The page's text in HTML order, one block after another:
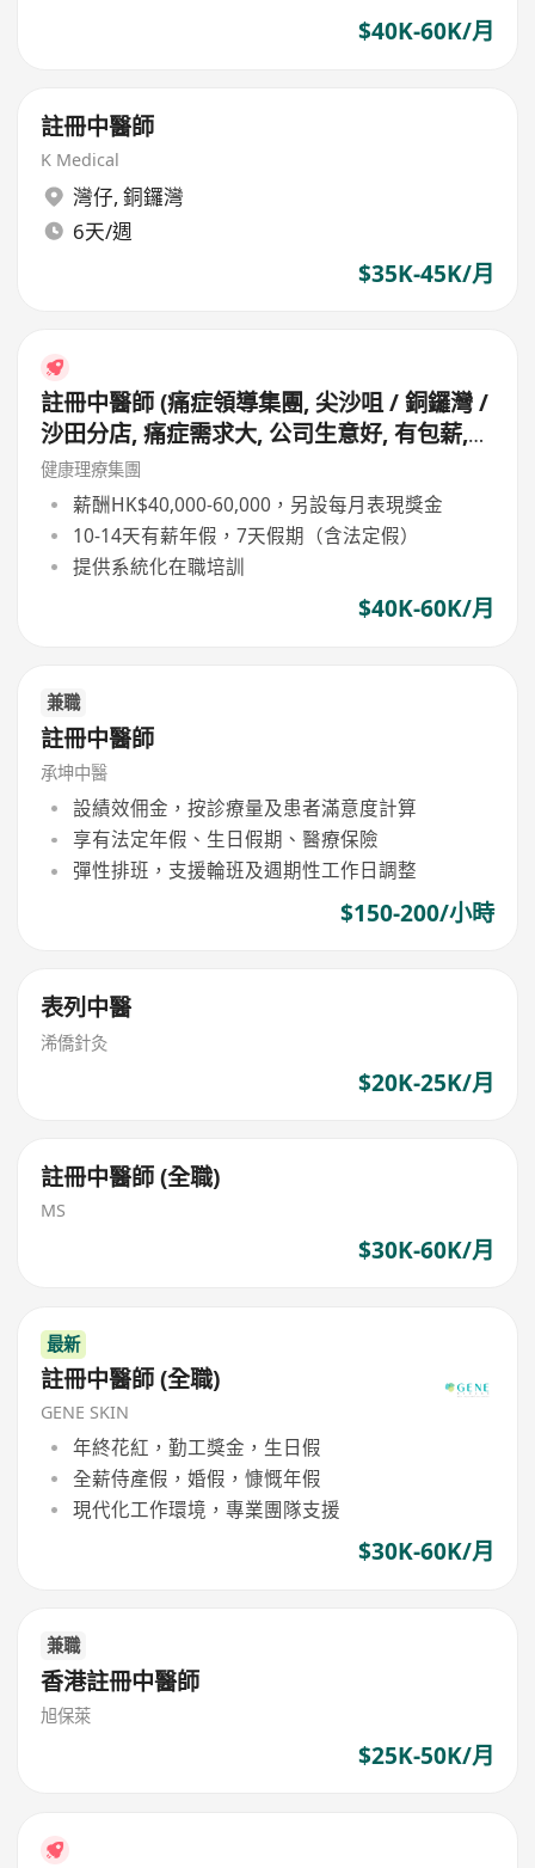
$40K-60K/月
註冊中醫師
K Medical
灣仔, 銅鑼灣
6天/週
$35K-45K/月
註冊中醫師 (痛症領導集團, 尖沙咀 / 銅鑼灣 /
沙田分店, 痛症需求大, 公司生意好, 有包薪,
無需走鋪, 主力問診, 無需落針及銷售)
健康理療集團
薪酬HK$40,000-60,000，另設每月表現獎金
10-14天有薪年假，7天假期（含法定假）
提供系統化在職培訓
$40K-60K/月
兼職
註冊中醫師
承坤中醫
設績效佣金，按診療量及患者滿意度計算
享有法定年假、生日假期、醫療保險
彈性排班，支援輪班及週期性工作日調整
$150-200/小時
表列中醫
浠僑針灸
$20K-25K/月
註冊中醫師 (全職)
MS
$30K-60K/月
最新
註冊中醫師 (全職)
GENE SKIN
年終花紅，勤工獎金，生日假
全薪侍產假，婚假，慷慨年假
現代化工作環境，專業團隊支援
$30K-60K/月
兼職
香港註冊中醫師
旭保萊
$25K-50K/月